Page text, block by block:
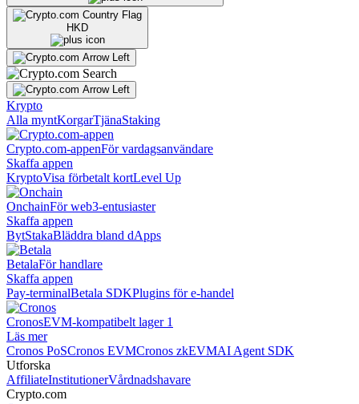
HKD
Krypto
Alla myntKorgarTjänaStaking
Crypto.com-appenFör vardagsanvändare
Skaffa appen
KryptoVisa förbetalt kortLevel Up
OnchainFör web3-entusiaster
Skaffa appen
BytStakaBläddra bland dApps
BetalaFör handlare
Skaffa appen
Pay-terminalBetala SDKPlugins för e-handel
CronosEVM-kompatibelt lager 1
Läs mer
Cronos PoSCronos EVMCronos zkEVMAI Agent SDK
Utforska
AffiliateInstitutionerVårdnadshavare
Crypto.com